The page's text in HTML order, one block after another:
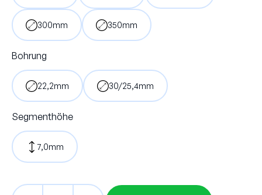
300mm 350mm
Bohrung
22,2mm 30/25,4mm
Segmenthöhe
7,0mm